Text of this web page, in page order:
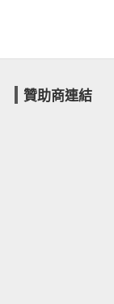
贊助商連結